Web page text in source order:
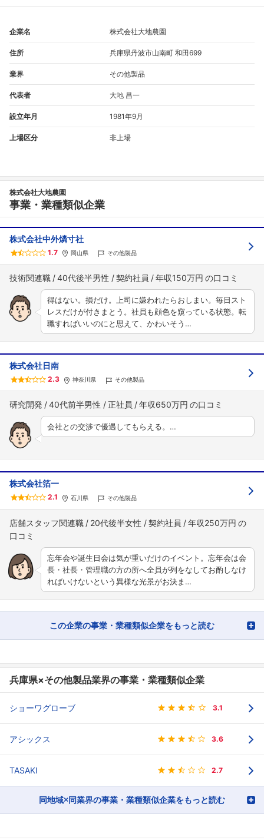
こちらの企業もフォローしませんか？
企業名 株式会社大地農園
住所 兵庫県丹波市山南町 和田699
業界 その他製品
代表者 大地 昌一
設立年月 1981年9月
上場区分 非上場
株式会社大地農園
事業・業種類似企業
株式会社中外燐寸社
1.7 岡山県 その他製品
技術関連職 40代後半男性 契約社員 年収150万円
得はない。損だけ。上司に嫌われたらおしまい。毎日スト
レスだけが付きまとう。社員も顔色を窺っている状態。転
職すればいいのにと思えて、かわいそう…
株式会社日南
2.3 神奈川県 その他製品
研究開発 40代前半男性 正社員 年収650万円
会社との交渉で優遇してもらえる。…
株式会社箔一
2.1 石川県 その他製品
店舗スタッフ関連職 20代後半女性 契約社員 年収250万円
忘年会や誕生日会は気が重いだけのイベント。忘年会は会
長・社長・管理職の方の所へ全員が列をなしてお酌しなけ
ればいけないという異様な光景がお決ま…
この企業の事業・業種類似企業をもっと読む
兵庫県×その他製品業界の事業・業種類似企業
ショーワグローブ 3.1
アシックス 3.6
TASAKI 2.7
同地域×同業界の事業・業種類似企業をもっと読む